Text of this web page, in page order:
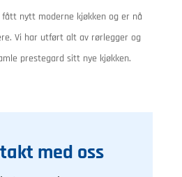
nytt moderne kjøkken og er nå
Vi har utført alt av rørlegger og
prestegard sitt nye kjøkken.
med oss